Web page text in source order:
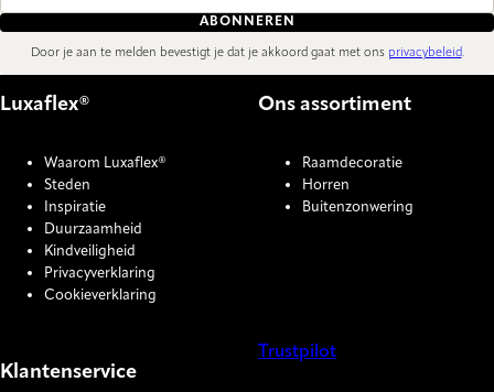
ABONNEREN
Door je aan te melden bevestigt je dat je akkoord gaat met ons privacybeleid.
Luxaflex®
Waarom Luxaflex®
Steden
Inspiratie
Duurzaamheid
Kindveiligheid
Privacyverklaring
Cookieverklaring
Ons assortiment
Raamdecoratie
Horren
Buitenzonwering
Klantenservice
Trustpilot